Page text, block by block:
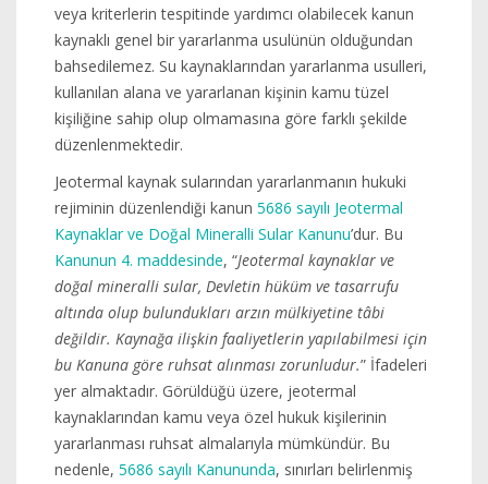
veya kriterlerin tespitinde yardımcı olabilecek kanun
kaynaklı genel bir yararlanma usulünün olduğundan
bahsedilemez. Su kaynaklarından yararlanma usulleri,
kullanılan alana ve yararlanan kişinin kamu tüzel
kişiliğine sahip olup olmamasına göre farklı şekilde
düzenlenmektedir.
Jeotermal kaynak sularından yararlanmanın hukuki
rejiminin düzenlendiği kanun 5686 sayılı Jeotermal
Kaynaklar ve Doğal Mineralli Sular Kanunu’dur. Bu
Kanunun 4. maddesinde, “Jeotermal kaynaklar ve
doğal mineralli sular, Devletin hüküm ve tasarrufu
altında olup bulundukları arzın mülkiyetine tâbi
değildir. Kaynağa ilişkin faaliyetlerin yapılabilmesi için
bu Kanuna göre ruhsat alınması zorunludur.” İfadeleri
yer almaktadır. Görüldüğü üzere, jeotermal
kaynaklarından kamu veya özel hukuk kişilerinin
yararlanması ruhsat almalarıyla mümkündür. Bu
nedenle, 5686 sayılı Kanununda, sınırları belirlenmiş